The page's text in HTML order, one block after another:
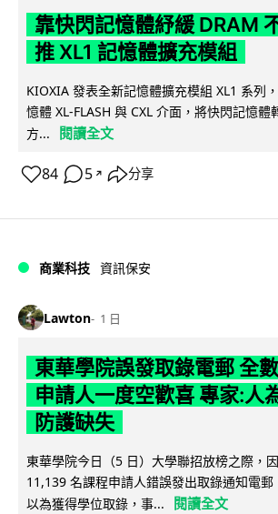
靠快閃記憶體紓緩 DRAM
推 XL1 記憶體擴充模組
KIOXIA 發表全新記憶體擴充模組 XL1 系列
憶體 XL-FLASH 與 CXL 介面，將快閃記憶
方...
閱讀全文
84 5 ↗ 分享
商業科技 資訊保安
Lawton 1 日
東華學院誤發取錄電郵 全
申請人一度空歡喜 專家:人
防護缺失
東華學院今日（5 日）大學聯招放榜之際，
11,139 名課程申請人錯誤發出取錄通知電
以為獲得學位取錄，事...
閱讀全文